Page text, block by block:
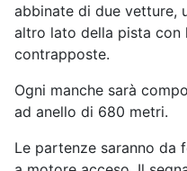
abbinate di due vetture,
altro lato della pista con
contrapposte.
Ogni manche sarà
ad anello di 680 metri.
Le partenze saranno da